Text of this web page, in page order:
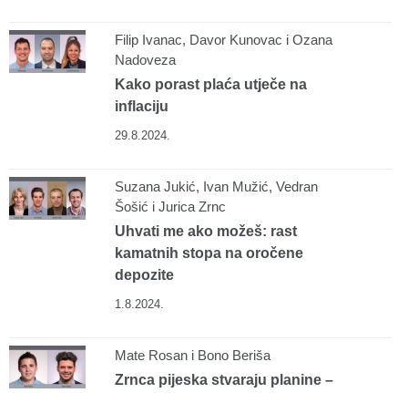
Filip Ivanac, Davor Kunovac i Ozana
Nadoveza
Kako porast plaća utječe na
inflaciju
29.8.2024.
Suzana Jukić, Ivan Mužić, Vedran
Šošić i Jurica Zrnc
Uhvati me ako možeš: rast
kamatnih stopa na oročene
depozite
1.8.2024.
Mate Rosan i ​​​​​​​Bono Beriša
Zrnca pijeska stvaraju planine –